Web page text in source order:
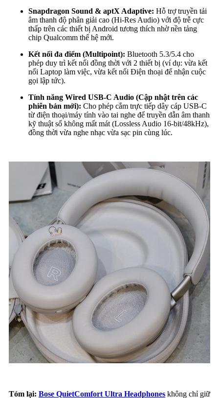
Snapdragon Sound & aptX Adaptive: Hỗ trợ truyền tải
âm thanh độ phân giải cao (Hi-Res Audio) với độ trễ cực
thấp trên các thiết bị Android tương thích nhờ nền tảng
chip Qualcomm thế hệ mới.
Kết nối đa điểm (Multipoint): Bluetooth 5.3/5.4 cho
phép duy trì kết nối đồng thời với 2 thiết bị (ví dụ: vừa kết
nối Laptop làm việc, vừa kết nối Điện thoại để nhận cuộc
gọi lập tức).
Tính năng Wired USB-C Audio (Cập nhật trên các
phiên bản mới): Cho phép cắm trực tiếp dây cáp USB-C
từ điện thoại/máy tính vào tai nghe để truyền dẫn âm thanh
kỹ thuật số không mất mát (Lossless Audio 16-bit/48kHz),
đồng thời vừa nghe nhạc vừa sạc pin cùng lúc.
Tóm lại: Bose QuietComfort Ultra Headphones không chỉ giữ